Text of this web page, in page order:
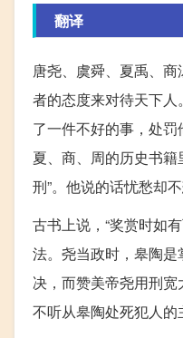
翻译
唐尧、虞舜、夏禹、
者的态度来对待天下
了一件不好的事，处
夏、商、周的历史书
刑”。他说的话忧愁却
古书上说，“奖赏时如
法。尧当政时，皋陶
决，而赞美帝尧用刑宽
不听从皋陶处死犯人的